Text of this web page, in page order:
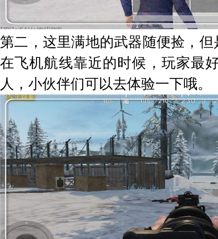
第二，这里满地的武器随便捡，
在飞机航线靠近的时候，玩家最
人，小伙伴们可以去体验一下哦。